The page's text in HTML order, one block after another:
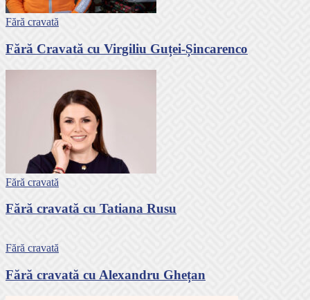
Fără cravată
Fără Cravată cu Virgiliu Guței-Șincarenco
Fără cravată
Fără cravată cu Tatiana Rusu
Fără cravată
Fără cravată cu Alexandru Ghețan